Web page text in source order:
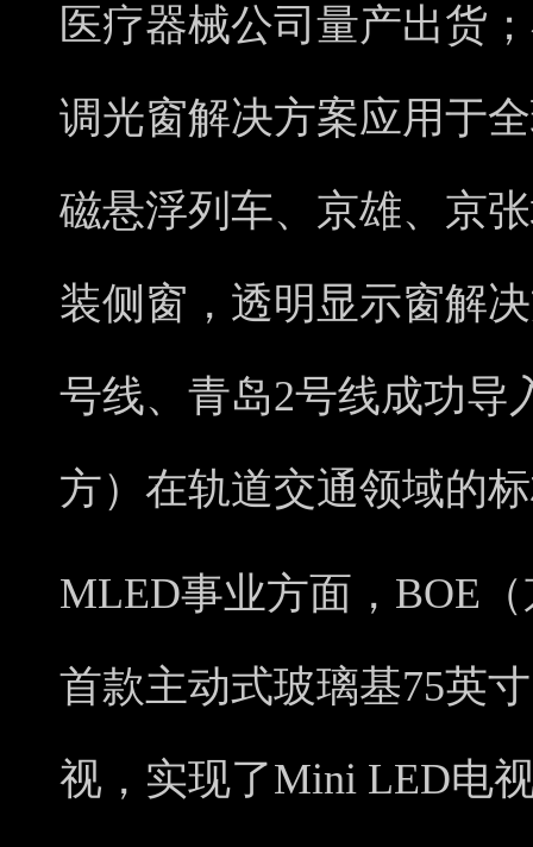
医疗器械公司量产出货
调光窗解决方案应用于
磁悬浮列车、京雄、京
装侧窗，透明显示窗解
号线、青岛2号线成功导
方）在轨道交通领域的
MLED事业方面，BOE
首款主动式玻璃基75英
视，实现了Mini LED电